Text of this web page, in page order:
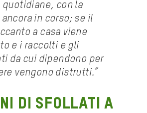
con la
in corso; se il
a casa viene
e i raccolti e gli
da cui dipendono per
vengono distrutti.”
di sfollati a